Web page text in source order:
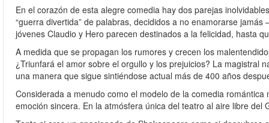
En el corazón de esta alegre comedia hay dos parejas
“guerra divertida” de palabras, decididos a no enamorarse
jóvenes Claudio y Hero parecen destinados a la felicidad, hasta
A medida que se propagan los rumores y crecen los
¿Triunfará el amor sobre el orgullo y los prejuicios? La magistral
una manera que sigue sintiéndose actual más de 400 años
Considerada a menudo como el modelo de la comedia
emoción sincera. En la atmósfera única del teatro al aire libre del